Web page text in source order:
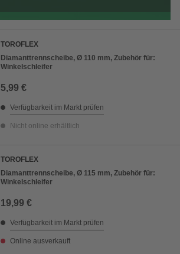
TOROFLEX
Diamanttrennscheibe, Ø 110 mm, Zubehör für:
Winkelschleifer
5,99 €
Verfügbarkeit im Markt prüfen
Nicht online erhältlich
TOROFLEX
Diamanttrennscheibe, Ø 115 mm, Zubehör für:
Winkelschleifer
19,99 €
Verfügbarkeit im Markt prüfen
Online ausverkauft